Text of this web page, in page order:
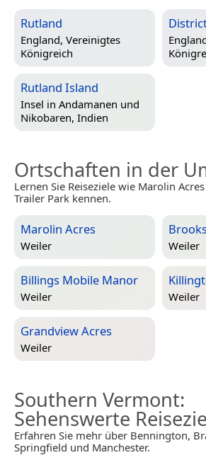
Rutland
England, Vereinigtes
Königreich
Rutland Island
Insel in Andamanen und
Nikobaren, Indien
Ortschaften in der
Lernen Sie Reiseziele wie Marolin
Trailer Park kennen.
Marolin Acres
Weiler Weiler
Billings Mobile Manor
Weiler Weiler
Grandview Acres
Weiler
Southern Vermont:
Sehenswerte
Erfahren Sie mehr über Bennington,
Springfield und Manchester.